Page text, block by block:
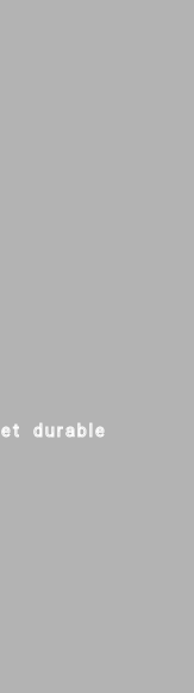
et durable